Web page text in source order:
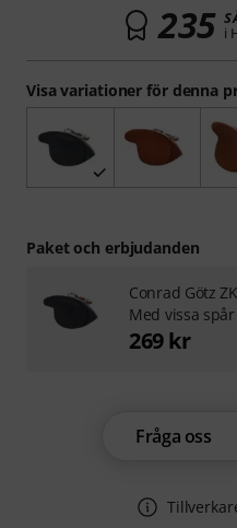
Visa variationer för denna
235 i
Fråga oss
Paket och erbjudanden
Conrad Götz
Med vissa
269 kr